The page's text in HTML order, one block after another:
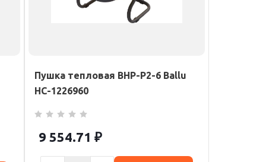
Пушка тепловая BHP-P2-6 Ballu
НС-1226960
9 554.71 ₽